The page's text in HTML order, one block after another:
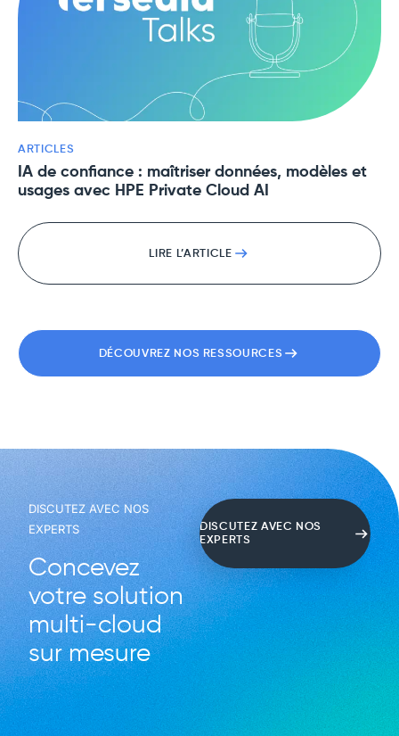
DÉCOUVREZ NOS RESSOURCES
ARTICLES
IA de confiance : maîtriser données, modèles et
usages avec HPE Private Cloud AI
LIRE L’ARTICLE
DISCUTEZ AVEC NOS
EXPERTS
Concevez
votre solution
multi-cloud
sur mesure
DISCUTEZ AVEC NOS
EXPERTS